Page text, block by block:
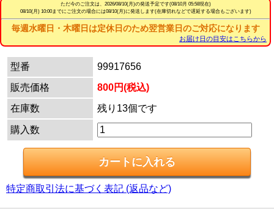
ただ今のご注文は、 2026/08/10(月)の発送予定です(08/10月 05:58現在)
08/10(月) 10:00までにご注文の場合には08/10(月)に発送します(在庫切れなどで遅延する場合もございます)
毎週水曜日・木曜日は定休日のため翌営業日のご対応になります
お届け日の目安はこちらから
型番
99917656
販売価格
800円(税込)
在庫数
残り13個です
購入数
特定商取引法に基づく表記 (返品など)